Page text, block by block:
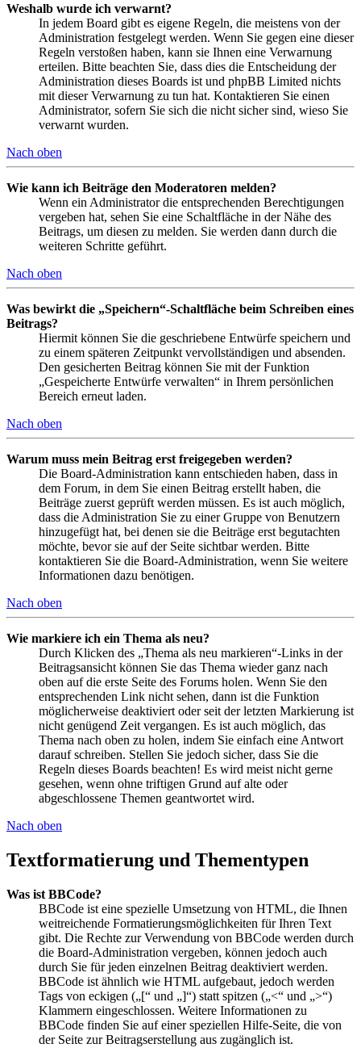
Weshalb wurde ich verwarnt?
In jedem Board gibt es eigene Regeln, die meistens von der
Administration festgelegt werden. Wenn Sie gegen eine dieser
Regeln verstoßen haben, kann sie Ihnen eine Verwarnung
erteilen. Bitte beachten Sie, dass dies die Entscheidung der
Administration dieses Boards ist und phpBB Limited nichts
mit dieser Verwarnung zu tun hat. Kontaktieren Sie einen
Administrator, sofern Sie sich die nicht sicher sind, wieso Sie
verwarnt wurden.
Nach oben
Wie kann ich Beiträge den Moderatoren melden?
Wenn ein Administrator die entsprechenden Berechtigungen
vergeben hat, sehen Sie eine Schaltfläche in der Nähe des
Beitrags, um diesen zu melden. Sie werden dann durch die
weiteren Schritte geführt.
Nach oben
Was bewirkt die „Speichern“-Schaltfläche beim Schreiben eines
Beitrags?
Hiermit können Sie die geschriebene Entwürfe speichern und
zu einem späteren Zeitpunkt vervollständigen und absenden.
Den gesicherten Beitrag können Sie mit der Funktion
„Gespeicherte Entwürfe verwalten“ in Ihrem persönlichen
Bereich erneut laden.
Nach oben
Warum muss mein Beitrag erst freigegeben werden?
Die Board-Administration kann entschieden haben, dass in
dem Forum, in dem Sie einen Beitrag erstellt haben, die
Beiträge zuerst geprüft werden müssen. Es ist auch möglich,
dass die Administration Sie zu einer Gruppe von Benutzern
hinzugefügt hat, bei denen sie die Beiträge erst begutachten
möchte, bevor sie auf der Seite sichtbar werden. Bitte
kontaktieren Sie die Board-Administration, wenn Sie weitere
Informationen dazu benötigen.
Nach oben
Wie markiere ich ein Thema als neu?
Durch Klicken des „Thema als neu markieren“-Links in der
Beitragsansicht können Sie das Thema wieder ganz nach
oben auf die erste Seite des Forums holen. Wenn Sie den
entsprechenden Link nicht sehen, dann ist die Funktion
möglicherweise deaktiviert oder seit der letzten Markierung ist
nicht genügend Zeit vergangen. Es ist auch möglich, das
Thema nach oben zu holen, indem Sie einfach eine Antwort
darauf schreiben. Stellen Sie jedoch sicher, dass Sie die
Regeln dieses Boards beachten! Es wird meist nicht gerne
gesehen, wenn ohne triftigen Grund auf alte oder
abgeschlossene Themen geantwortet wird.
Nach oben
Textformatierung und Thementypen
Was ist BBCode?
BBCode ist eine spezielle Umsetzung von HTML, die Ihnen
weitreichende Formatierungsmöglichkeiten für Ihren Text
gibt. Die Rechte zur Verwendung von BBCode werden durch
die Board-Administration vergeben, können jedoch auch
durch Sie für jeden einzelnen Beitrag deaktiviert werden.
BBCode ist ähnlich wie HTML aufgebaut, jedoch werden
Tags von eckigen („[“ und „]“) statt spitzen („<“ und „>“)
Klammern eingeschlossen. Weitere Informationen zu
BBCode finden Sie auf einer speziellen Hilfe-Seite, die von
der Seite zur Beitragserstellung aus zugänglich ist.